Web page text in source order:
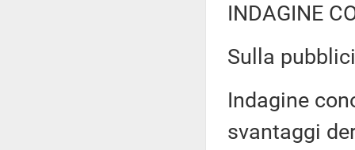
INDAGINE
Sulla
Indagine
svantaggi